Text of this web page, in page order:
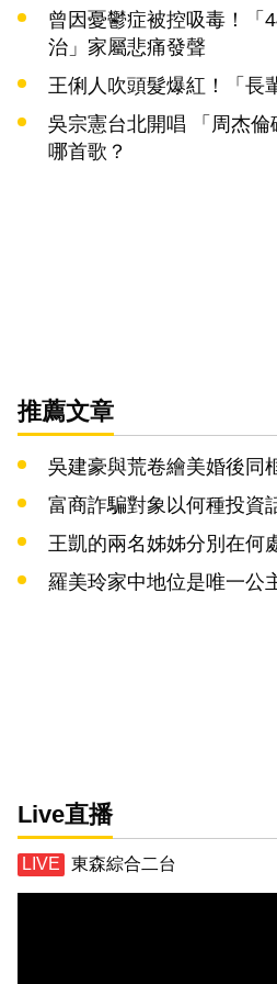
曾因憂鬱症被控吸毒！「
治」家屬悲痛發聲
王俐人吹頭髮爆紅！「長
吳宗憲台北開唱 「周杰
哪首歌？
推薦文章
吳建豪與荒卷繪美婚後同
富商詐騙對象以何種投資
王凱的兩名姊姊分別在何
羅美玲家中地位是唯一公
Live直播
東森綜合二台